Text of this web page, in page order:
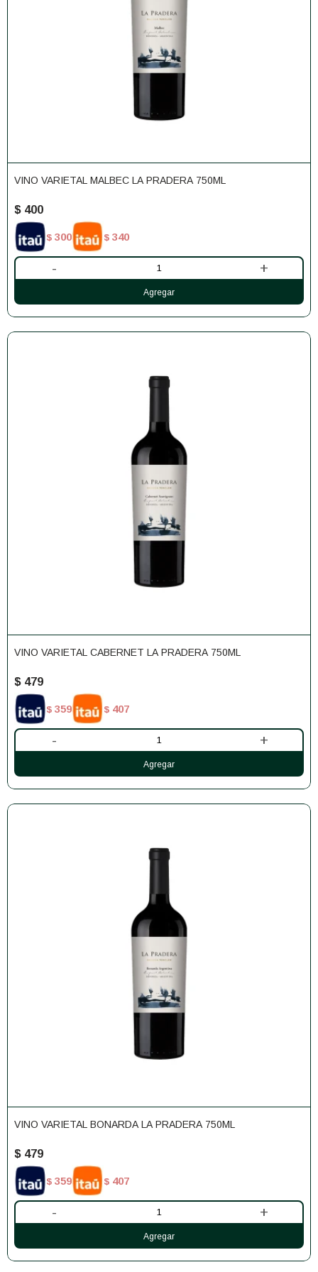
VINO VARIETAL MALBEC LA PRADERA 750ML
$ 400
$ 300 $ 340
- +
VINO VARIETAL CABERNET LA PRADERA 750ML
$ 479
$ 359 $ 407
- +
VINO VARIETAL BONARDA LA PRADERA 750ML
$ 479
$ 359 $ 407
- +